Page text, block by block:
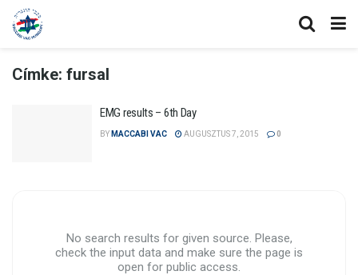
Címke: fursal
EMG results – 6th Day
BY MACCABI VAC AUGUSZTUS 7, 2015 0
No search results for given source. Please,
check the input data and make sure the page is
open for public access.